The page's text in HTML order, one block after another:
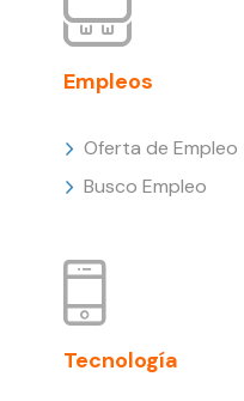
Empleos
Oferta de Empleo
Busco Empleo
Tecnología